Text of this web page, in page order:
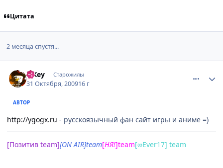
Цитата
2 месяца спустя...
TiKey Старожилы
31 Октября, 200916 г
АВТОР
http://ygogx.ru - русскоязычный фан сайт игры и аниме =)
[Позитив team][ON AIR]team[НЯ!]team[∞Ever17] team